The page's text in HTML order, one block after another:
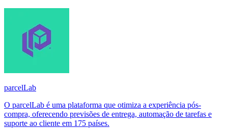
parcelLab
O parcelLab é uma plataforma que otimiza a experiência pós-
compra, oferecendo previsões de entrega, automação de tarefas e
suporte ao cliente em 175 países.